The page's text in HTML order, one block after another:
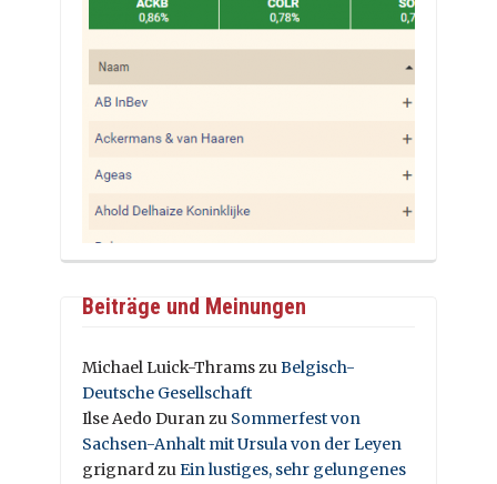
Beiträge und Meinungen
Michael Luick-ThramszuBelgisch-
Deutsche Gesellschaft
Ilse Aedo Duranzu Sommerfest von
Sachsen-Anhalt mit Ursula von der Leyen
grignardzuEin lustiges, sehr gelungenes